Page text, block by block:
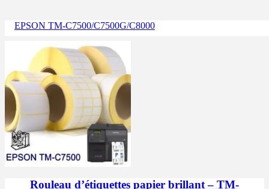
EPSON TM-C7500/C7500G/C8000
Rouleau d’étiquettes papier brillant – TM-